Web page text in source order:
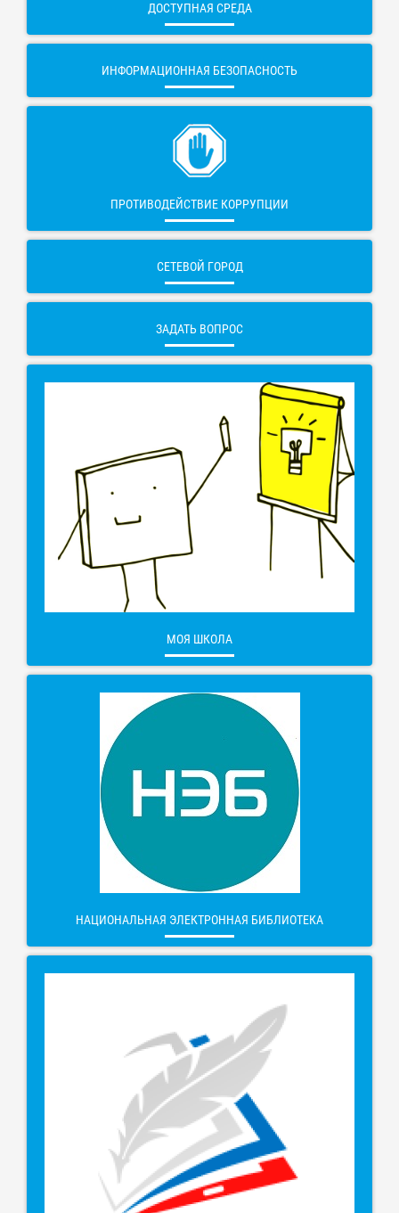
ДОСТУПНАЯ СРЕДА
ИНФОРМАЦИОННАЯ БЕЗОПАСНОСТЬ
ПРОТИВОДЕЙСТВИЕ КОРРУПЦИИ
СЕТЕВОЙ ГОРОД
ЗАДАТЬ ВОПРОС
МОЯ ШКОЛА
НАЦИОНАЛЬНАЯ ЭЛЕКТРОННАЯ БИБЛИОТЕКА